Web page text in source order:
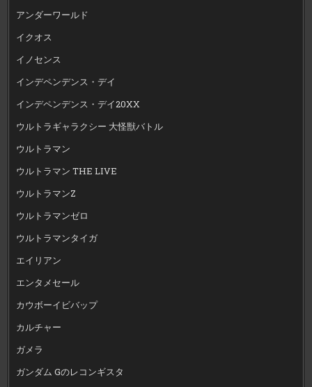
アンダーワールド
イクオス
イノセンス
インデペンデンス・デイ
インデペンデンス・デイ20XX
ウルトラギャラクシー 大怪獣バトル
ウルトラマン
ウルトラマン THE LIVE
ウルトラマンZ
ウルトラマンゼロ
ウルトラマンタイガ
エイリアン
エンタメセール
カウボーイビバップ
カルチャー
ガメラ
ガンダム Gのレコンギスタ